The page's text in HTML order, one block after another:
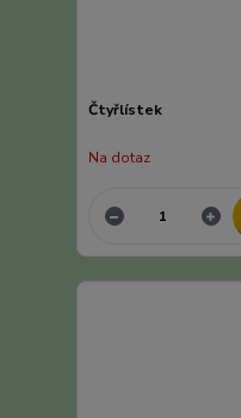
Čtyřlístek
Na dotaz